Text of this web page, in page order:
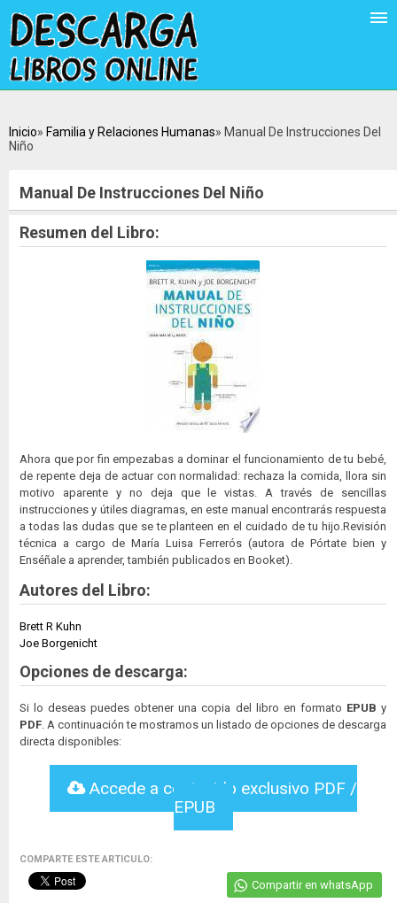
Inicio Familia y Relaciones Humanas
Manual De Instrucciones Del
Niño
Manual De Instrucciones Del Niño
Resumen del Libro:
Ahora que por fin empezabas a dominar el funcionamiento de tu bebé,
de repente deja de actuar con normalidad: rechaza la comida, llora sin
motivo aparente y no deja que le vistas. A través de sencillas
instrucciones y útiles diagramas, en este manual encontrarás respuesta
a todas las dudas que se te planteen en el cuidado de tu hijo.Revisión
técnica a cargo de María Luisa Ferrerós (autora de Pórtate bien y
Enséñale a aprender, también publicados en Booket).
Autores del Libro:
Brett R Kuhn
Joe Borgenicht
Opciones de descarga:
Si lo deseas puedes obtener una copia del libro en formato EPUB y
PDF . A continuación te mostramos un listado de opciones de descarga
directa disponibles:
Accede a contenido exclusivo PDF /
EPUB
COMPARTE ESTE ARTICULO:
Compartir en whatsApp